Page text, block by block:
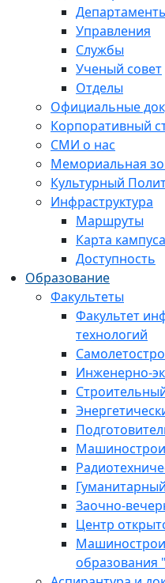
Управления
Службы
Ученый совет
Отделы
Официальные
Корпоративный
СМИ о нас
Мемориальная
Культурный
Инфраструктура
Маршруты
Карта кампуса
Доступность
Образование
Факультеты
Факультет
технологий
Инженерно-
Заочно-
Центр
образования